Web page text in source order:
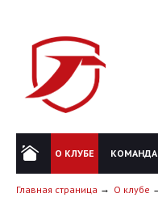
О КЛУБЕ КОМАНДА
Главная страница О клубе